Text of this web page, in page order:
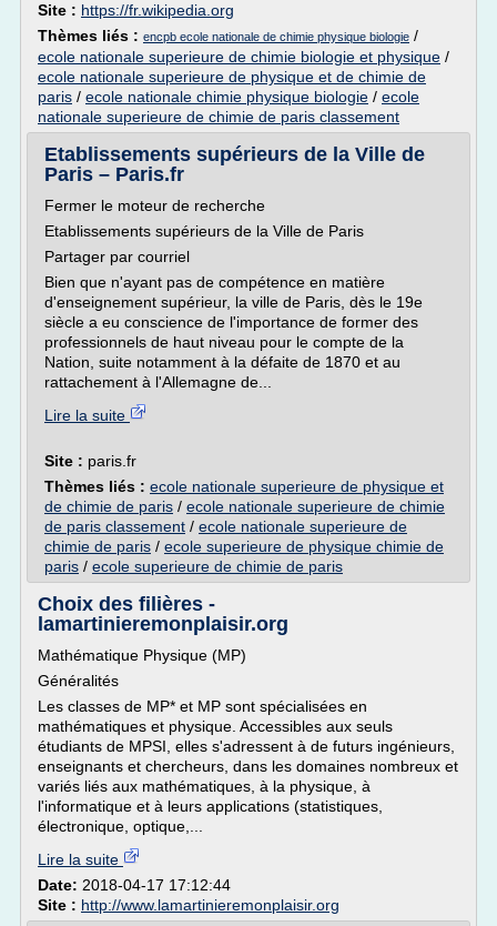
Site : https://fr.wikipedia.org
Thèmes liés : encpb ecole nationale de chimie physique biologie /
ecole nationale superieure de chimie biologie et physique /
ecole nationale superieure de physique et de chimie de
paris / ecole nationale chimie physique biologie / ecole
nationale superieure de chimie de paris classement
Etablissements supérieurs de la Ville de
Paris – Paris.fr
Fermer le moteur de recherche
Etablissements supérieurs de la Ville de Paris
Partager par courriel
Bien que n'ayant pas de compétence en matière
d'enseignement supérieur, la ville de Paris, dès le 19e
siècle a eu conscience de l'importance de former des
professionnels de haut niveau pour le compte de la
Nation, suite notamment à la défaite de 1870 et au
rattachement à l'Allemagne de...
Lire la suite
Site : paris.fr
Thèmes liés : ecole nationale superieure de physique et
de chimie de paris / ecole nationale superieure de chimie
de paris classement / ecole nationale superieure de
chimie de paris / ecole superieure de physique chimie de
paris / ecole superieure de chimie de paris
Choix des filières -
lamartinieremonplaisir.org
Mathématique Physique (MP)
Généralités
Les classes de MP* et MP sont spécialisées en
mathématiques et physique. Accessibles aux seuls
étudiants de MPSI, elles s'adressent à de futurs ingénieurs,
enseignants et chercheurs, dans les domaines nombreux et
variés liés aux mathématiques, à la physique, à
l'informatique et à leurs applications (statistiques,
électronique, optique,...
Lire la suite
Date: 2018-04-17 17:12:44
Site : http://www.lamartinieremonplaisir.org